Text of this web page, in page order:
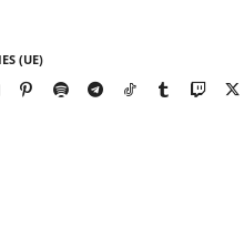
(UE)